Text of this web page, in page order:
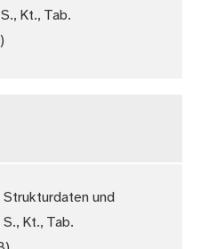
Kt., Tab.
Strukturdaten und
Kt., Tab.